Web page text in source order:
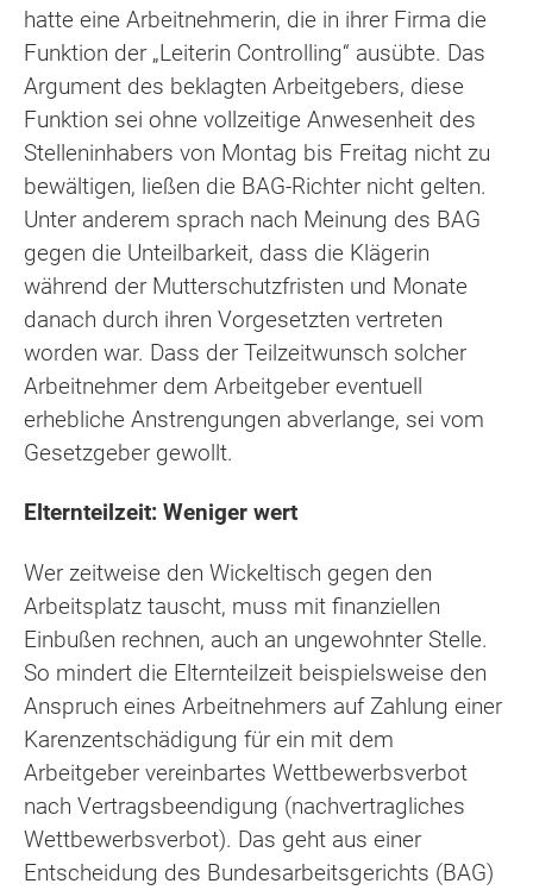
hatte eine Arbeitnehmerin, die in ihrer Firma die
Funktion der „Leiterin Controlling“ ausübte. Das
Argument des beklagten Arbeitgebers, diese
Funktion sei ohne vollzeitige Anwesenheit des
Stelleninhabers von Montag bis Freitag nicht zu
bewältigen, ließen die BAG-Richter nicht gelten.
Unter anderem sprach nach Meinung des BAG
gegen die Unteilbarkeit, dass die Klägerin
während der Mutterschutzfristen und Monate
danach durch ihren Vorgesetzten vertreten
worden war. Dass der Teilzeitwunsch solcher
Arbeitnehmer dem Arbeitgeber eventuell
erhebliche Anstrengungen abverlange, sei vom
Gesetzgeber gewollt.
Elternteilzeit: Weniger wert
Wer zeitweise den Wickeltisch gegen den
Arbeitsplatz tauscht, muss mit finanziellen
Einbußen rechnen, auch an ungewohnter Stelle.
So mindert die Elternteilzeit beispielsweise den
Anspruch eines Arbeitnehmers auf Zahlung einer
Karenzentschädigung für ein mit dem
Arbeitgeber vereinbartes Wettbewerbsverbot
nach Vertragsbeendigung (nachvertragliches
Wettbewerbsverbot). Das geht aus einer
Entscheidung des Bundesarbeitsgerichts (BAG)